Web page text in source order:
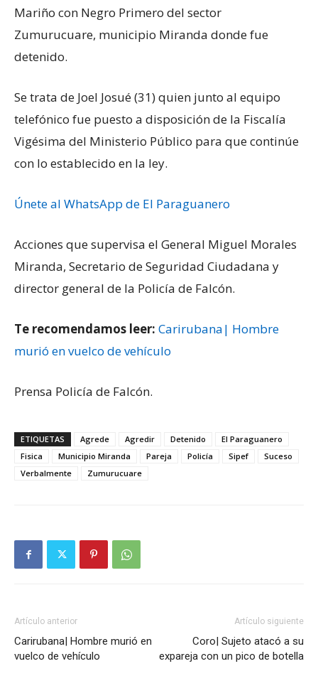
Mariño con Negro Primero del sector
Zumurucuare, municipio Miranda donde fue
detenido.
Se trata de Joel Josué (31) quien junto al equipo
telefónico fue puesto a disposición de la Fiscalía
Vigésima del Ministerio Público para que continúe
con lo establecido en la ley.
Únete al WhatsApp de El Paraguanero
Acciones que supervisa el General Miguel Morales
Miranda, Secretario de Seguridad Ciudadana y
director general de la Policía de Falcón.
Te recomendamos leer: Carirubana| Hombre
murió en vuelco de vehículo
Prensa Policía de Falcón.
ETIQUETAS Agrede Agredir Detenido
El Paraguanero
Fisica
Municipio Miranda Pareja Policía Sipef
Suceso
Verbalmente
Zumurucuare
Artículo anterior
Carirubana| Hombre murió en
vuelco de vehículo
Artículo siguiente
Coro| Sujeto atacó a su
expareja con un pico de botella